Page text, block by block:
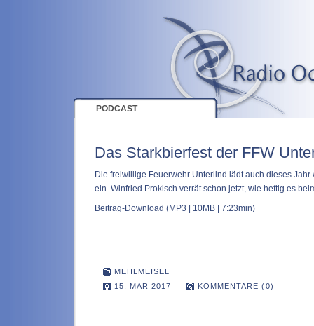
PODCAST
Das Starkbierfest der FFW
Die freiwillige Feuerwehr Unterlind lädt auch dieses Jahr
ein. Winfried Prokisch verrät schon jetzt, wie heftig es
Beitrag-Download (MP3 | 10MB | 7:23min)
MEHLMEISEL
15. MAR 2017
KOMMENTARE (0)